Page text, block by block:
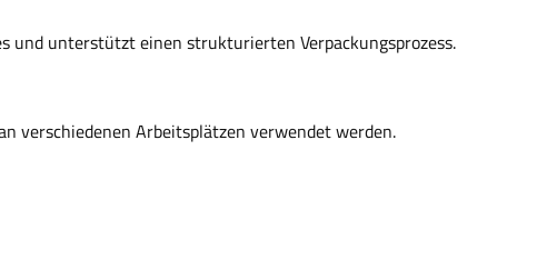
und unterstützt einen strukturierten Verpackungsprozess.
verschiedenen Arbeitsplätzen verwendet werden.